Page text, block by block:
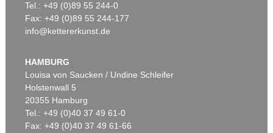
Tel.: +49 (0)89 55 244-0
Fax: +49 (0)89 55 244-177
info@kettererkunst.de
HAMBURG
Louisa von Saucken / Undine Schleifer
Holstenwall 5
20355 Hamburg
Tel.: +49 (0)40 37 49 61-0
Fax: +49 (0)40 37 49 61-66